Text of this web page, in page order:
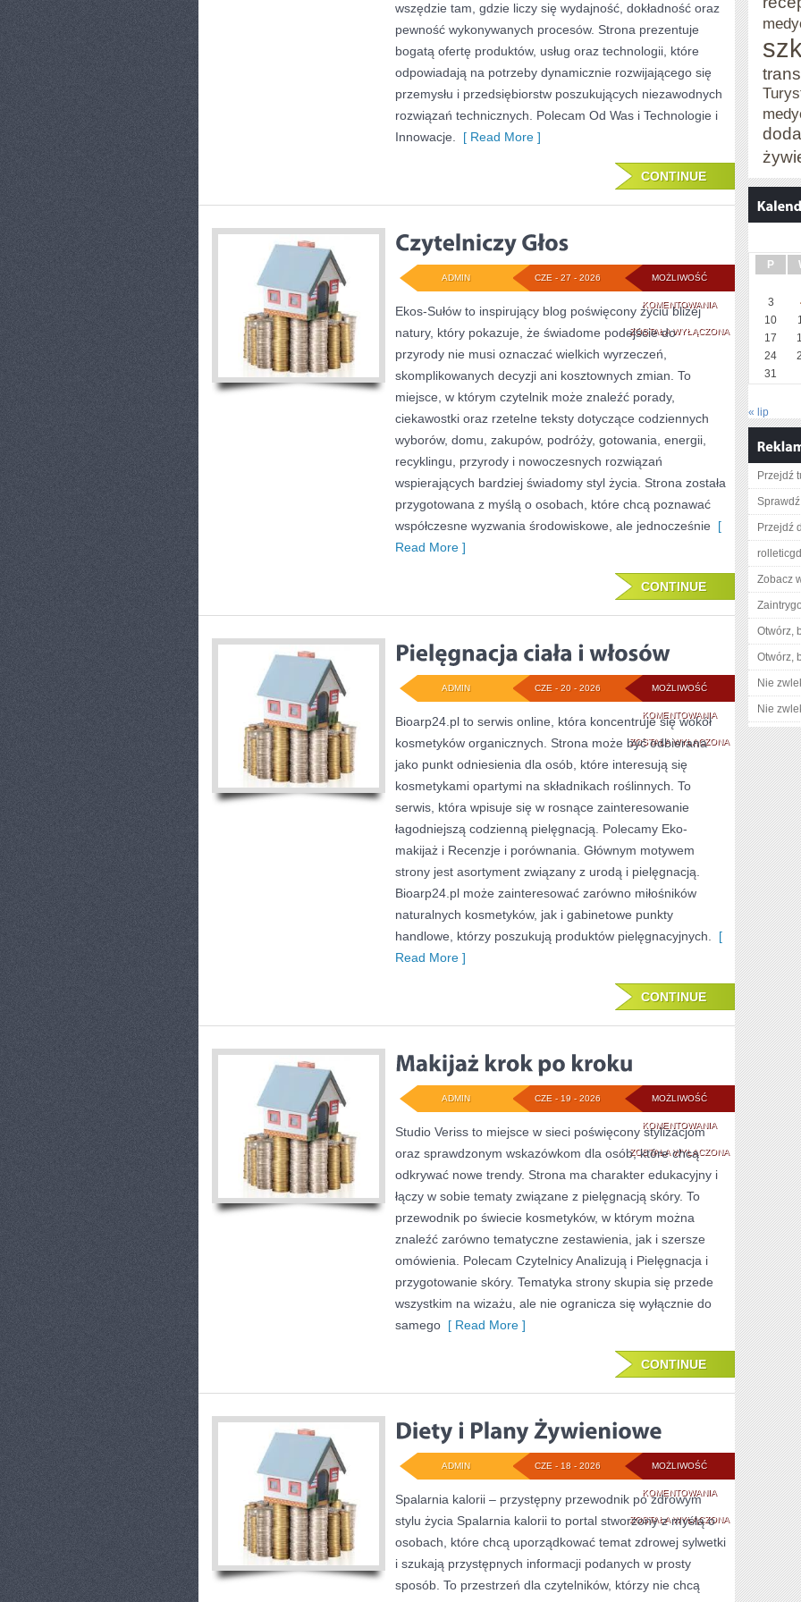
wszędzie tam, gdzie liczy się wydajność, dokładność oraz
pewność wykonywanych procesów. Strona prezentuje
bogatą ofertę produktów, usług oraz technologii, które
odpowiadają na potrzeby dynamicznie rozwijającego się
przemysłu i przedsiębiorstw poszukujących niezawodnych
rozwiązań technicznych. Polecam Od Was i Technologie i
Innowacje.
[ Read More ]
CONTINUE
MOŻLIWOŚĆ
KOMENTOWANIACZYTELNICZY
GŁOS
ZOSTAŁA WYŁĄCZONA
CZE - 27 - 2026
ADMIN
Ekos-Sułów to inspirujący blog poświęcony życiu bliżej
natury, który pokazuje, że świadome podejście do
przyrody nie musi oznaczać wielkich wyrzeczeń,
skomplikowanych decyzji ani kosztownych zmian. To
miejsce, w którym czytelnik może znaleźć porady,
ciekawostki oraz rzetelne teksty dotyczące codziennych
wyborów, domu, zakupów, podróży, gotowania, energii,
recyklingu, przyrody i nowoczesnych rozwiązań
wspierających bardziej świadomy styl życia. Strona została
przygotowana z myślą o osobach, które chcą poznawać
współczesne wyzwania środowiskowe, ale jednocześnie [
Read More ]
CONTINUE
MOŻLIWOŚĆ
KOMENTOWANIAPIELĘGNACJA
CIAŁA
WŁOSÓW
ZOSTAŁA WYŁĄCZONA
CZE - 20 - 2026
ADMIN
Bioarp24.pl to serwis online, która koncentruje się wokół
kosmetyków organicznych. Strona może być odbierana
jako punkt odniesienia dla osób, które interesują się
kosmetykami opartymi na składnikach roślinnych. To
serwis, która wpisuje się w rosnące zainteresowanie
łagodniejszą codzienną pielęgnacją. Polecamy Eko-
makijaż i Recenzje i porównania. Głównym motywem
strony jest asortyment związany z urodą i pielęgnacją.
Bioarp24.pl może zainteresować zarówno miłośników
naturalnych kosmetyków, jak i gabinetowe punkty
handlowe, którzy poszukują produktów pielęgnacyjnych.
[
Read More ]
CONTINUE
MOŻLIWOŚĆ
KOMENTOWANIAMAKIJAŻ
KROK
PO
KROKU
ZOSTAŁA WYŁĄCZONA
CZE - 19 - 2026
ADMIN
Studio Veriss to miejsce w sieci poświęcony stylizacjom
oraz sprawdzonym wskazówkom dla osób, które chcą
odkrywać nowe trendy. Strona ma charakter edukacyjny i
łączy w sobie tematy związane z pielęgnacją skóry. To
przewodnik po świecie kosmetyków, w którym można
znaleźć zarówno tematyczne zestawienia, jak i szersze
omówienia. Polecam Czytelnicy Analizują i Pielęgnacja i
przygotowanie skóry. Tematyka strony skupia się przede
wszystkim na wizażu, ale nie ogranicza się wyłącznie do
samego [ Read More ]
CONTINUE
MOŻLIWOŚĆ
KOMENTOWANIADIETY
I
PLANY
ŻYWIENIOWE
ZOSTAŁA WYŁĄCZONA
CZE - 18 - 2026
ADMIN
Spalarnia kalorii – przystępny przewodnik po zdrowym
stylu życia Spalarnia kalorii to portal stworzony z myślą o
osobach, które chcą uporządkować temat zdrowej sylwetki
i szukają przystępnych informacji podanych w prosty
sposób. To przestrzeń dla czytelników, którzy nie chcą
P
3
10
17
24
31
« lip
Przejdź
Sprawdź
Przejdź
Zobacz
Otwórz,
Otwórz,
Nie
Nie